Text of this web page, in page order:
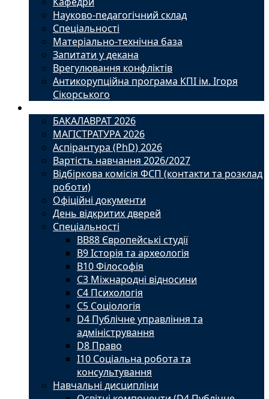
Науково-педагогічний склад
Спеціальності
Матеріально-технічна база
Запитати у декана
Врегулювання конфліктів
Антикорупційна програма КПІ ім. Ігоря
Сікорського
БАКАЛАВРАТ 2026
МАГІСТРАТУРА 2026
Аспірантура (PhD) 2026
Вартість навчання 2026/2027
Відбіркова комісія ФСП (контакти та розклад
роботи)
Офіційні документи
День відкритих дверей
Спеціальності
BВ88 Європейські студії
B9 Історія та археологія
B10 Філософія
C3 Міжнародні відносини
C4 Психологія
С5 Соціологія
D4 Публічне управління та
адміністрування
D8 Право
I10 Соціальна робота та
консультування
Навчальні дисципліни